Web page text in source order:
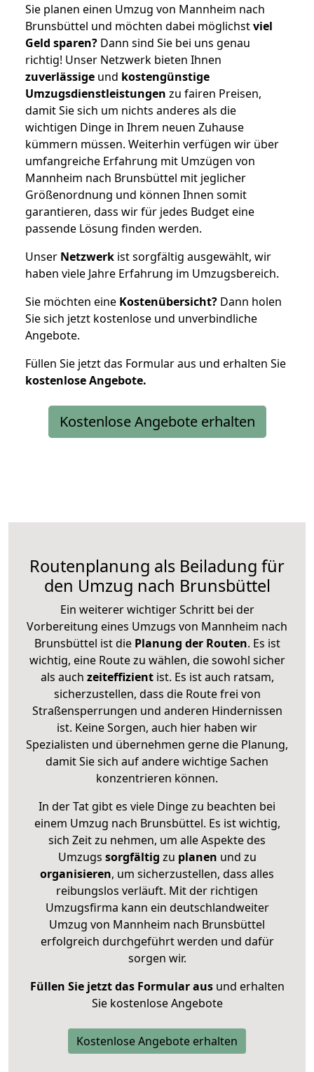
Sie planen einen Umzug von Mannheim nach
Brunsbüttel und möchten dabei möglichstviel
Geld sparen? Dann sind Sie bei uns genau
richtig! Unser Netzwerk bieten Ihnen
zuverlässige und kostengünstige
Umzugsdienstleistungen zu fairen Preisen,
damit Sie sich um nichts anderes als die
wichtigen Dinge in Ihrem neuen Zuhause
kümmern müssen. Weiterhin verfügen wir über
umfangreiche Erfahrung mit Umzügen von
Mannheim nach Brunsbüttel mit jeglicher
Größenordnung und können Ihnen somit
garantieren, dass wir für jedes Budget eine
passende Lösung finden werden.
Unser Netzwerk ist sorgfältig ausgewählt, wir
haben viele Jahre Erfahrung im Umzugsbereich.
Sie möchten eine Kostenübersicht? Dann holen
Sie sich jetzt kostenlose und unverbindliche
Angebote.
Füllen Sie jetzt das Formular aus und erhalten Sie
kostenloseAngebote.
Kostenlose Angebote erhalten
Routenplanung als Beiladung für
den Umzug nach Brunsbüttel
Ein weiterer wichtiger Schritt bei der
Vorbereitung eines Umzugs von Mannheim nach
Brunsbüttel ist diePlanung der Routen. Es ist
wichtig, eine Route zu wählen, die sowohl sicher
als auch zeiteffizientist. Es ist auch ratsam,
sicherzustellen, dass die Route frei von
Straßensperrungen und anderen Hindernissen
ist. Keine Sorgen, auch hier haben wir
Spezialisten und übernehmen gerne die Planung,
damit Sie sich auf andere wichtige Sachen
konzentrieren können.
In der Tat gibt es viele Dinge zu beachten bei
einem Umzug nach Brunsbüttel. Es ist wichtig,
sich Zeit zu nehmen, um alle Aspekte des
Umzugs sorgfältig zu planen und zu
organisieren, um sicherzustellen, dass alles
reibungslos verläuft. Mit der richtigen
Umzugsfirma kann ein deutschlandweiter
Umzug von Mannheim nach Brunsbüttel
erfolgreich durchgeführt werden und dafür
sorgen wir.
Füllen Sie jetzt das Formular ausund erhalten
Sie kostenlose Angebote
Kostenlose Angebote erhalten